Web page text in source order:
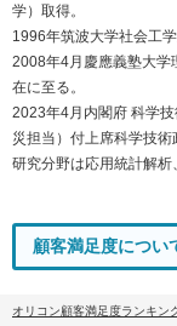
学）取得。
1996年筑波大学社会工
2008年4月慶應義塾大学
在に至る。
2023年4月内閣府 科学
災担当）付上席科学技術
研究分野は応用統計解析
顧客満足度につい
オリコン顧客満足度ランキン